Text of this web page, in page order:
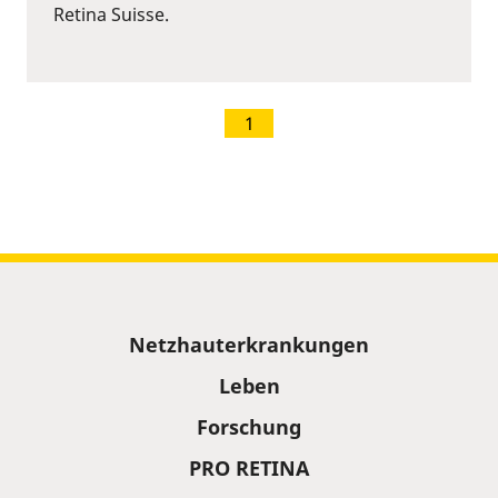
Retina Suisse.
1
Netzhauterkrankungen
Leben
Forschung
PRO RETINA